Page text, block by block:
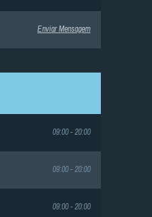
Enviar Mensagem
09:00 - 20:00
09:00 - 20:00
09:00 - 20:00